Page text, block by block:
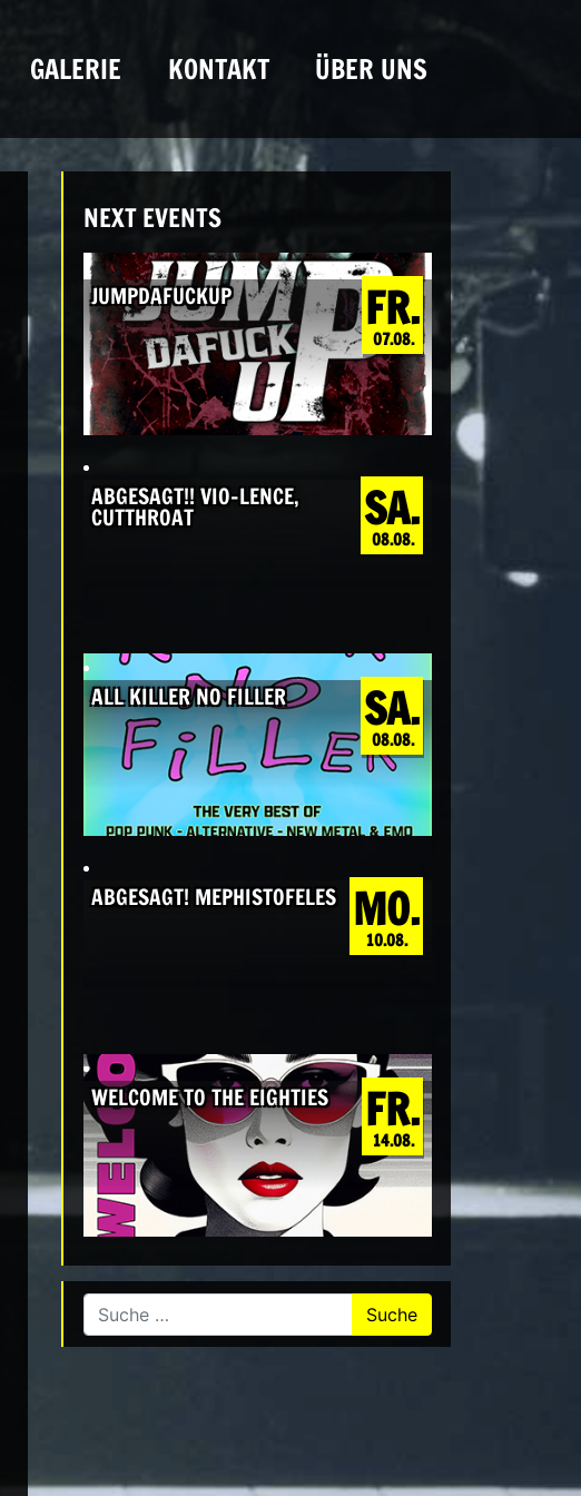
GALERIE KONTAKT ÜBER UNS
NEXT EVENTS
FR.
07.08.
JUMPDAFUCKUP
SA.
08.08.
ABGESAGT!! VIO-LENCE,
CUTTHROAT
SA.
08.08.
ALL KILLER NO FILLER
MO.
10.08.
ABGESAGT! MEPHISTOFELES
FR.
14.08.
WELCOME TO THE EIGHTIES
Suche nach: